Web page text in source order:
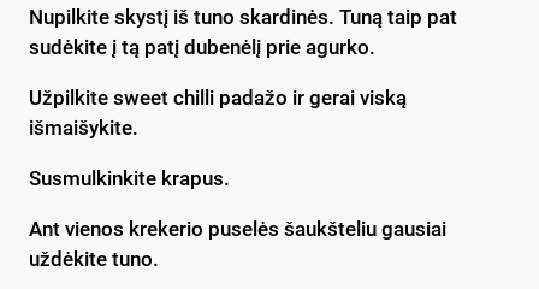
Nupilkite skystį iš tuno skardinės. Tuną taip pat
sudėkite į tą patį dubenėlį prie agurko.
Užpilkite sweet chilli padažo ir gerai viską
išmaišykite.
Susmulkinkite krapus.
Ant vienos krekerio puselės šaukšteliu gausiai
uždėkite tuno.